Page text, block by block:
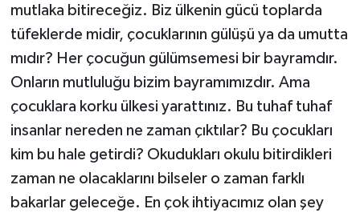
mutlaka bitireceğiz. Biz ülkenin gücü toplarda
tüfeklerde midir, çocuklarının gülüşü ya da umutta
mıdır? Her çocuğun gülümsemesi bir bayramdır.
Onların mutluluğu bizim bayramımızdır. Ama
çocuklara korku ülkesi yarattınız. Bu tuhaf tuhaf
insanlar nereden ne zaman çıktılar? Bu çocukları
kim bu hale getirdi? Okudukları okulu bitirdikleri
zaman ne olacaklarını bilseler o zaman farklı
bakarlar geleceğe. En çok ihtiyacımız olan şey